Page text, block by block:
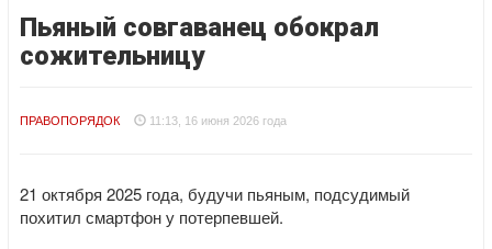
Пьяный совгаванец обокрал
сожительницу
ПРАВОПОРЯДОК 11:13, 16 июня 2026 года
21 октября 2025 года, будучи пьяным, подсудимый
похитил смартфон у потерпевшей.